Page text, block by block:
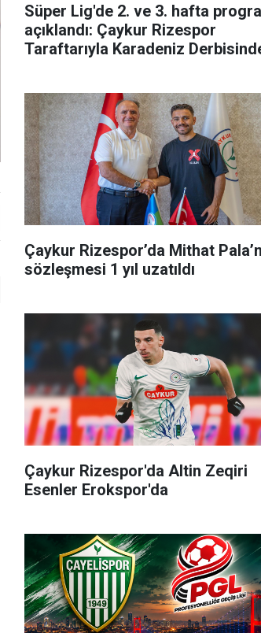
Süper Lig'de 2. ve 3. hafta
açıklandı: Çaykur Rizespor
Taraftarıyla Karadeniz
Çaykur Rizespor’da Mithat
sözleşmesi 1 yıl uzatıldı
Çaykur Rizespor'da Altin Zeqiri
Esenler Erokspor'da